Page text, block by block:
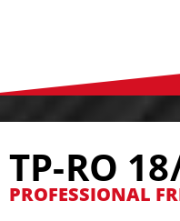
TP-RO
PROFESSIONAL